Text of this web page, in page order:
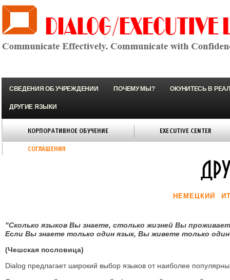
СВЕДЕНИЯ ОБ УЧРЕЖДЕНИИ ПОЧЕМУ МЫ? ОКУНИТЕСЬ В
ДРУГИЕ ЯЗЫКИ
КОРПОРАТИВНОЕ ОБУЧЕНИЕ
EXECUTIVE CENTER
СОГЛАШЕНИЯ
НЕМЕЦКИЙ
"Сколько языков Вы знаете, столько жизней Вы
Если Вы знаете только один язык, Вы живете только
(Чешская пословица)
Dialog предлагает широкий выбор языков от наиболее